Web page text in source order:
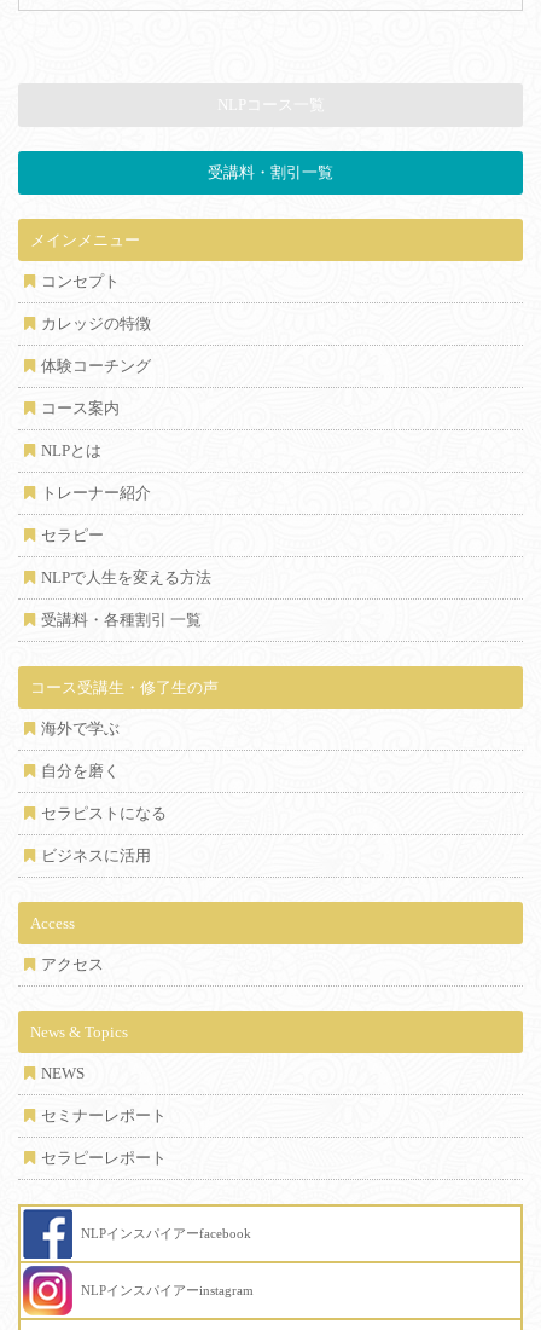
NLPコース一覧
受講料・割引一覧
メインメニュー
コンセプト
カレッジの特徴
体験コーチング
コース案内
NLPとは
トレーナー紹介
セラピー
NLPで人生を変える方法
受講料・各種割引 一覧
コース受講生・修了生の声
海外で学ぶ
自分を磨く
セラピストになる
ビジネスに活用
Access
アクセス
News & Topics
NEWS
セミナーレポート
セラピーレポート
NLPインスパイアーfacebook
NLPインスパイアーinstagram